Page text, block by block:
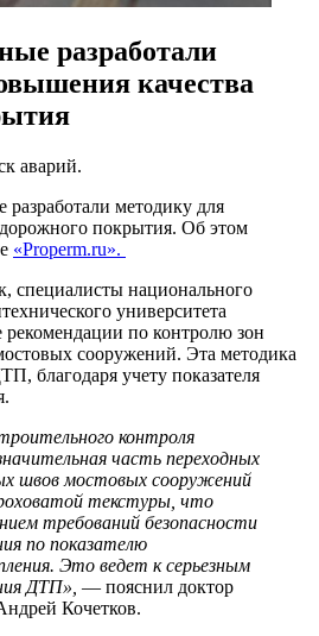
разработали
качества
аварий.
методику для
покрытия. Об этом
«Properm.ru».
специалисты национального
университета
рекомендации по контролю зон
сооружений. Эта методика
благодаря учету показателя
контроля
часть переходных
швов мостовых сооружений
текстуры, что
требований безопасности
по показателю
Это ведет к серьезным
ДТП», — пояснил доктор
Кочетков.